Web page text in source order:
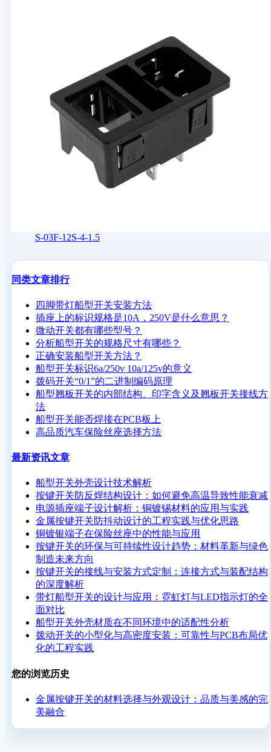
S-03F-12S-4-1.5
同类文章排行
四脚带灯船型开关安装方法
插座上的标识规格是10A，250V是什么意思？
微动开关都有哪些型号？
分析船型开关的规格尺寸有哪些？
正确安装船型开关方法？
船型开关标识6a/250v 10a/125v的意义
拨码开关“0/1”的二进制编码原理
船型翘板开关的内部结构、印字含义及翘板开关接线方
法
船型开关能否焊接在PCB板上
高品质汽车保险丝座选择方法
最新资讯文章
船型开关外壳设计技术解析
按键开关防反焊结构设计：如何避免高温导致性能衰减
电源插座端子设计解析：铜镀锡材料的应用与实践
金属按键开关防抖动设计的工程实践与优化思路
铜镀银端子在保险丝座中的性能与应用
按键开关的环保与可持续性设计趋势：材料革新与绿色
制造未来方向
按键开关的接线与安装方式定制：连接方式与装配结构
的深度解析
带灯船型开关的设计与应用：霓虹灯与LED指示灯的全
面对比
船型开关外壳材质在不同环境中的适配性分析
拨动开关的小型化与高密度安装：可靠性与PCB布局优
化的工程实践
您的浏览历史
金属按键开关的材料选择与外观设计：品质与美感的完
美融合